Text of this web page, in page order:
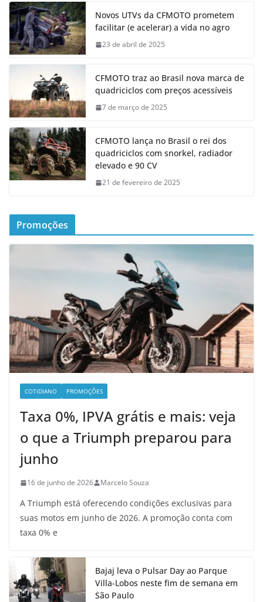
Novos UTVs da CFMOTO prometem
facilitar (e acelerar) a vida no agro
23 de abril de 2025
CFMOTO traz ao Brasil nova marca de
quadriciclos com preços acessíveis
7 de março de 2025
CFMOTO lança no Brasil o rei dos
quadriciclos com snorkel, radiador
elevado e 90 CV
21 de fevereiro de 2025
Promoções
COTIDIANO PROMOÇÕES
Taxa 0%, IPVA grátis e mais: veja
o que a Triumph preparou para
junho
16 de junho de 2026 Marcelo Souza
A Triumph está oferecendo condições exclusivas para
suas motos em junho de 2026. A promoção conta com
taxa 0% e
Bajaj leva o Pulsar Day ao Parque
Villa-Lobos neste fim de semana em
São Paulo